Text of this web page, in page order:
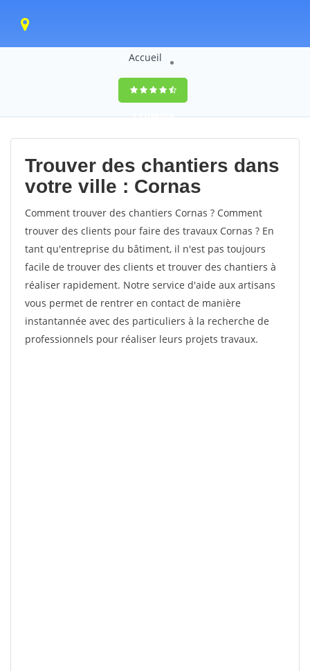
Accueil
9,5(100%)0
votes
Trouver des chantiers dans
votre ville : Cornas
Comment trouver des chantiers Cornas ? Comment
trouver des clients pour faire des travaux Cornas ? En
tant qu'entreprise du bâtiment, il n'est pas toujours
facile de trouver des clients et trouver des chantiers à
réaliser rapidement. Notre service d'aide aux artisans
vous permet de rentrer en contact de manière
instantannée avec des particuliers à la recherche de
professionnels pour réaliser leurs projets travaux.